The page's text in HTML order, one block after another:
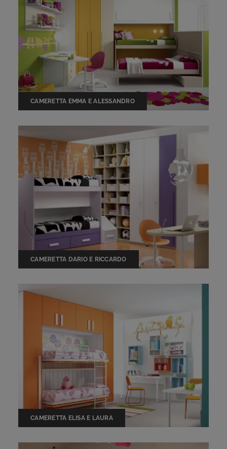
CAMERETTA EMMA E ALESSANDRO
CAMERETTA DARIO E RICCARDO
CAMERETTA ELISA E LAURA